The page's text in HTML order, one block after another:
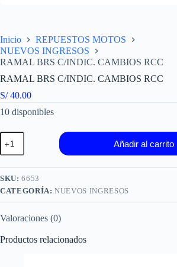
Inicio
REPUESTOS MOTOS
NUEVOS INGRESOS
RAMAL BRS C/INDIC. CAMBIOS RCC
RAMAL BRS C/INDIC. CAMBIOS RCC
S/40.00
10 disponibles
RAMAL
BRS
C/INDIC.
CAMBIOS
RCC
cantidad
Añadir al carrito
SKU:6653
CATEGORÍA:NUEVOS INGRESOS
Valoraciones (0)
Productos relacionados